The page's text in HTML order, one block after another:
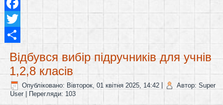
Facebook
Twitter
Відбувся вибір підручників для учнів
1,2,8 класів
Опубліковано: Вівторок, 01 квітня 2025, 14:42
Автор: Super
User| Перегляди: 103